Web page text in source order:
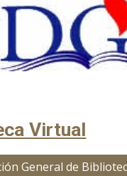
Virtual
General de